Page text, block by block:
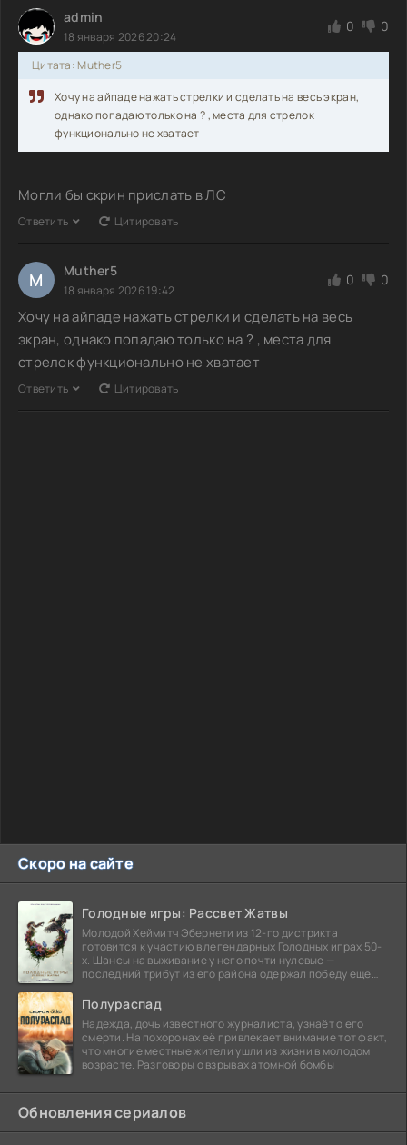
Скоро на сайте
Голодные игры: Рассвет Жатвы
Молодой Хеймитч Эбернети из 12-го дистрикта
готовится к участию в легендарных Голодных играх 50-
х. Шансы на выживание у него почти нулевые —
последний трибут из его района одержал победу еще
Полураспад
Надежда, дочь известного журналиста, узнаёт о его
смерти. На похоронах её привлекает внимание тот факт,
что многие местные жители ушли из жизни в молодом
возрасте. Разговоры о взрывах атомной бомбы
Обновления сериалов
admin
18 января 2026 20:24
0 0
Цитата: Muther5
Хочу на айпаде нажать стрелки и сделать на весь экран,
однако попадаю только на ? , места для стрелок
функционально не хватает
Могли бы скрин прислать в ЛС
Ответить Цитировать
M Muther5
18 января 2026 19:42
0 0
Хочу на айпаде нажать стрелки и сделать на весь
экран, однако попадаю только на ? , места для
стрелок функционально не хватает
Ответить Цитировать